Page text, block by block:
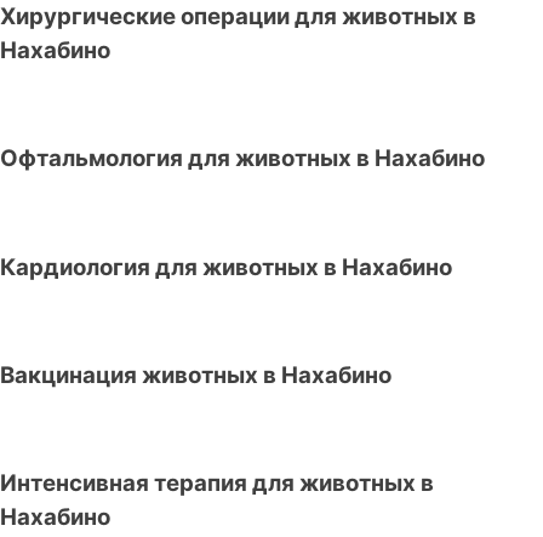
Хирургические операции для животных в
Нахабино
Офтальмология для животных в Нахабино
Кардиология для животных в Нахабино
Вакцинация животных в Нахабино
Интенсивная терапия для животных в
Нахабино